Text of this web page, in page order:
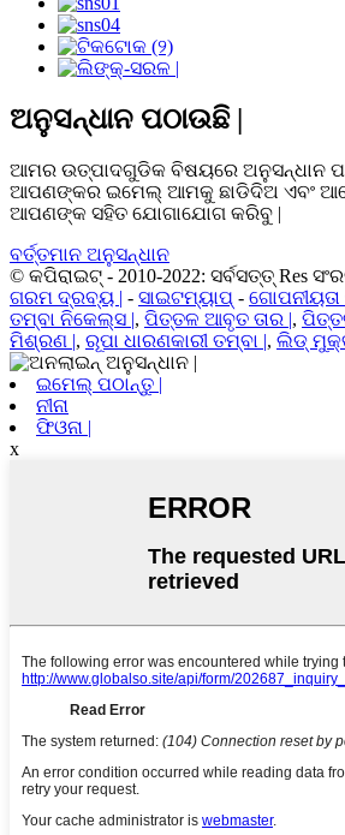
ଅନୁସନ୍ଧାନ ପଠାଉଛି |
ଆମର ଉତ୍ପାଦଗୁଡିକ ବିଷୟରେ ଅନୁସନ୍ଧାନ
ଆପଣଙ୍କର ଇମେଲ୍ ଆମକୁ ଛାଡିଦିଅ ଏବଂ
ଆପଣଙ୍କ ସହିତ ଯୋଗାଯୋଗ କରିବୁ |
ବର୍ତ୍ତମାନ ଅନୁସନ୍ଧାନ
© କପିରାଇଟ୍ - 2010-2022: ସର୍ବସତ୍ତ୍ Res
ଗରମ ଦ୍ରବ୍ୟ | - ସାଇଟମ୍ୟାପ୍ - ଗୋପନୀୟତା
ତମ୍ବା ନିକେଲ୍ସ |, ପିତ୍ତଳ ଆବୃତ ତାର |,
ମିଶ୍ରଣ |, ରୂପା ଧାରଣକାରୀ ତମ୍ବା |, ଲିଡ୍
ଇମେଲ୍ ପଠାନ୍ତୁ |
ନୀନା
ଫିଓନା |
x